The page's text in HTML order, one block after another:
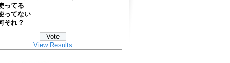
ってる
ってない
それ？
View Results